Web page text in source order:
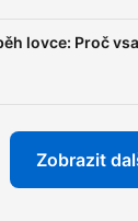
lovce: Proč
Zobrazit